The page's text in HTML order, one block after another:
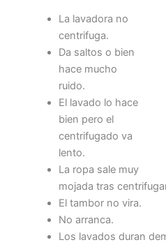
La lavadora no
centrifuga.
Da saltos o bien
hace mucho
ruido.
El lavado lo hace
bien pero el
centrifugado va
lento.
La ropa sale muy
mojada tras
El tambor no vira.
No arranca.
Los lavados duran